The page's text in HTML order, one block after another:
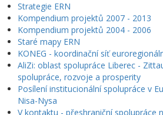
Strategie ERN
Kompendium projektů 2007 - 2013
Kompendium projektů 2004 - 2006
Staré mapy ERN
KONEG - koordinační síť
AliZi: oblast spolupráce Liberec -
spolupráce, rozvoje a prosperity
Posílení institucionální spolupráce v
Nisa-Nysa
V kontaktu - přeshraniční spolupráce